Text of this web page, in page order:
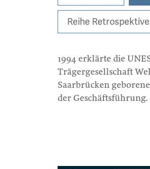
Reihe
1994 erklärte die
Trägergesellschaft
Saarbrücken
der Geschäftsführung.